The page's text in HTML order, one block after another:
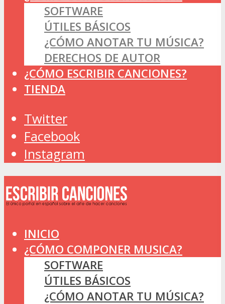
SOFTWARE
ÚTILES BÁSICOS
¿CÓMO ANOTAR TU MÚSICA?
DERECHOS DE AUTOR
¿CÓMO ESCRIBIR CANCIONES?
TIENDA
Twitter
Facebook
Instagram
INICIO
¿CÓMO COMPONER MUSICA?
SOFTWARE
ÚTILES BÁSICOS
¿CÓMO ANOTAR TU MÚSICA?